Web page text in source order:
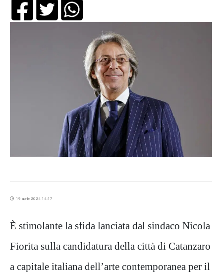
19 aprile 2024 14:17
È stimolante la sfida lanciata dal sindaco Nicola
Fiorita sulla candidatura della città di Catanzaro
a capitale italiana dell’arte contemporanea per il